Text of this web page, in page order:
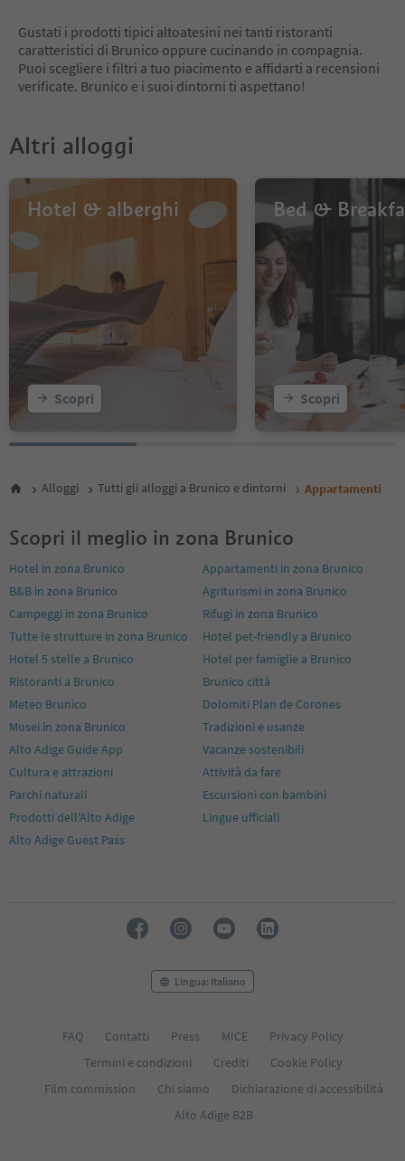
10
Gustati i prodotti tipici altoatesini nei tanti ristoranti
caratteristici di Brunico oppure cucinando in compagnia.
Puoi scegliere i filtri a tuo piacimento e affidarti a recensioni
verificate. Brunico e i suoi dintorni ti aspettano!
Altri alloggi
Hotel & alberghi
Scopri
Bed &
Scopri
Alloggi Tutti gli alloggi a Brunico e dintorni Appartamenti
Scopri il meglio in zona Brunico
Hotel in zona Brunico
Appartamenti in zona Brunico
B&B in zona Brunico
Agriturismi in zona Brunico
Campeggi in zona Brunico
Rifugi in zona Brunico
Tutte le strutture in zona Brunico
Hotel pet-friendly a Brunico
Hotel 5 stelle a Brunico
Hotel per famiglie a Brunico
Ristoranti a Brunico
Brunico città
Meteo Brunico
Dolomiti Plan de Corones
Musei in zona Brunico
Tradizioni e usanze
Alto Adige Guide App
Vacanze sostenibili
Cultura e attrazioni
Attività da fare
Parchi naturali
Escursioni con bambini
Prodotti dell'Alto Adige
Lingue ufficiali
Alto Adige Guest Pass
Lingua: Italiano
FAQ Contatti Press MICE
Privacy Policy
Termini e condizioni
Crediti
Cookie Policy
Film commission
Chi siamo
Dichiarazione di accessibilità
Alto Adige B2B